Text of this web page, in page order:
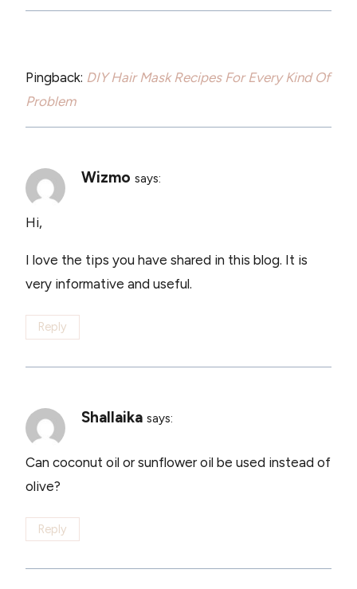
Pingback: DIY Hair Mask Recipes For Every Kind Of
Problem
Wizmo says:
Hi,
I love the tips you have shared in this blog. It is
very informative and useful.
Reply
Shallaika says:
Can coconut oil or sunflower oil be used instead of
olive?
Reply